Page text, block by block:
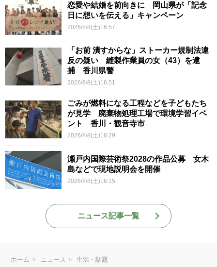
恋愛や結婚を前向きに 岡山県が「記念
日に想いを伝える」キャンペーン
2026/8/8(土)16:57
「お前 潰すからな」ストーカー規制法違
反の疑い 縫製作業員の女（43）を逮
捕 香川県警
2026/8/8(土)16:51
ごみが燃料になる工程などを子どもたち
が見学 廃棄物処理工場で環境学習イベ
ント 香川・観音寺市
2026/8/8(土)16:29
瀬戸内国際芸術祭2028の作品公募 女木
島などで現地説明会を開催
2026/8/8(土)16:15
ニュース記事一覧
ホーム ニュース
生活・話題